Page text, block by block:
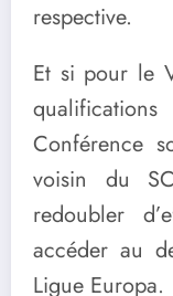
respective.
Et si pour le
Conférence
voisin du
redoubler
accéder au
Ligue Europa.